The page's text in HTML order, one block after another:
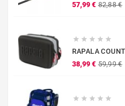
57,99 € 82,88 €
    
RAPALA
38,99 € 59,99 €
    